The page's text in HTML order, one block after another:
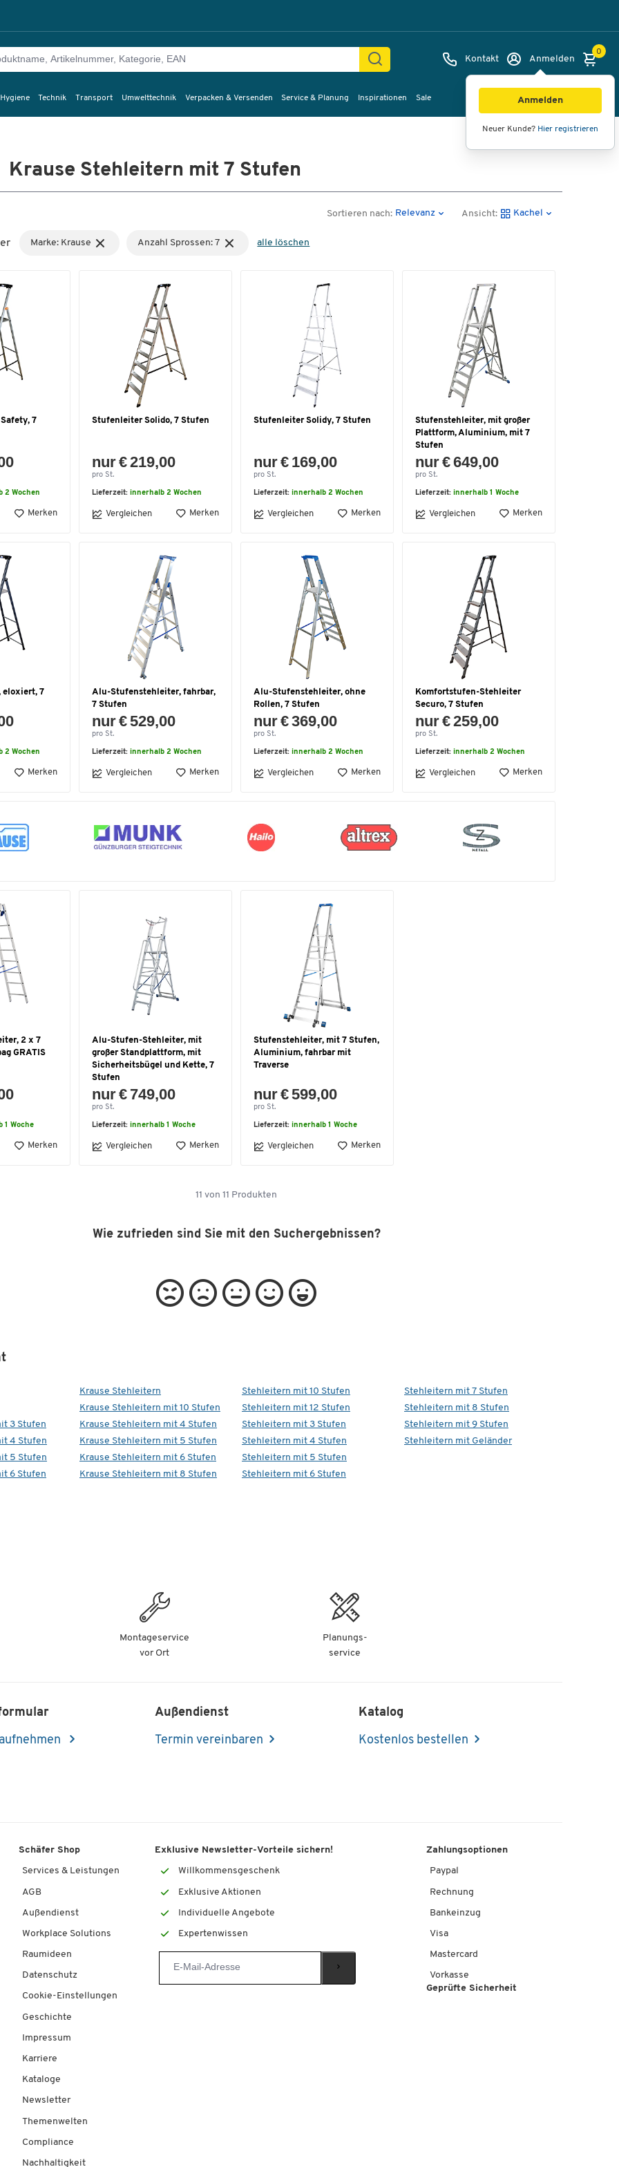
Kontakt Anmelden
Anmelden
Neuer Kunde? Hier registrieren
0
Technik Transport Umwelttechnik Verpacken & Versenden Service & Planung Inspirationen Sale
Krause Stehleitern mit 7 Stufen
Sortieren nach: Relevanz Ansicht: Kachel
Marke: Krause Anzahl Sprossen: 7 alle löschen
7
2 Wochen
Merken
Stufenleiter Solido, 7 Stufen
nur € 219,00
pro St.
Lieferzeit: innerhalb 2 Wochen
Vergleichen Merken
Stufenleiter Solidy, 7 Stufen
nur € 169,00
pro St.
Lieferzeit: innerhalb 2 Wochen
Vergleichen Merken
Stufenstehleiter, mit großer
Plattform, Aluminium, mit 7
Stufen
nur € 649,00
pro St.
Lieferzeit: innerhalb 1 Woche
Vergleichen Merken
eloxiert, 7
2 Wochen
Merken
Alu-Stufenstehleiter, fahrbar,
7 Stufen
nur € 529,00
pro St.
Lieferzeit: innerhalb 2 Wochen
Vergleichen Merken
Alu-Stufenstehleiter, ohne
Rollen, 7 Stufen
nur € 369,00
pro St.
Lieferzeit: innerhalb 2 Wochen
Vergleichen Merken
Komfortstufen-Stehleiter
Securo, 7 Stufen
nur € 259,00
pro St.
Lieferzeit: innerhalb 2 Wochen
Vergleichen Merken
2 x 7
GRATIS
1 Woche
Merken
Alu-Stufen-Stehleiter, mit
großer Standplattform, mit
Sicherheitsbügel und Kette, 7
Stufen
nur € 749,00
pro St.
Lieferzeit: innerhalb 1 Woche
Vergleichen Merken
Stufenstehleiter, mit 7 Stufen,
Aluminium, fahrbar mit
Traverse
nur € 599,00
pro St.
Lieferzeit: innerhalb 1 Woche
Vergleichen Merken
11 von 11 Produkten
Wie zufrieden sind Sie mit den Suchergebnissen?
3 Stufen
4 Stufen
5 Stufen
6 Stufen
Krause Stehleitern
Krause Stehleitern mit 10 Stufen
Krause Stehleitern mit 4 Stufen
Krause Stehleitern mit 5 Stufen
Krause Stehleitern mit 6 Stufen
Krause Stehleitern mit 8 Stufen
Stehleitern mit 10 Stufen
Stehleitern mit 12 Stufen
Stehleitern mit 3 Stufen
Stehleitern mit 4 Stufen
Stehleitern mit 5 Stufen
Stehleitern mit 6 Stufen
Stehleitern mit 7 Stufen
Stehleitern mit 8 Stufen
Stehleitern mit 9 Stufen
Stehleitern mit Geländer
Montageservice
vor Ort
Planungs-
service
Außendienst
Termin vereinbaren
Katalog
Kostenlos bestellen
Schäfer Shop
Services & Leistungen
AGB
Außendienst
Workplace Solutions
Raumideen
Datenschutz
Cookie-Einstellungen
Geschichte
Impressum
Karriere
Kataloge
Newsletter
Themenwelten
Compliance
Nachhaltigkeit
Exklusive Newsletter-Vorteile sichern!
Willkommensgeschenk
Exklusive Aktionen
Individuelle Angebote
Expertenwissen
Zahlungsoptionen
Paypal
Rechnung
Bankeinzug
Visa
Mastercard
Vorkasse
Geprüfte Sicherheit